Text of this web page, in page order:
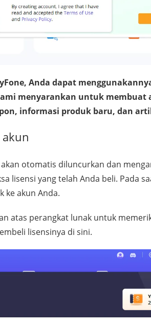
Anda dapat
menyarankan untuk membuat
informasi produk baru, dan
otomatis diluncurkan dan
lisensi yang telah Anda beli. Pada
ke akun Anda.
atas perangkat lunak untuk
lisensinya di sini.